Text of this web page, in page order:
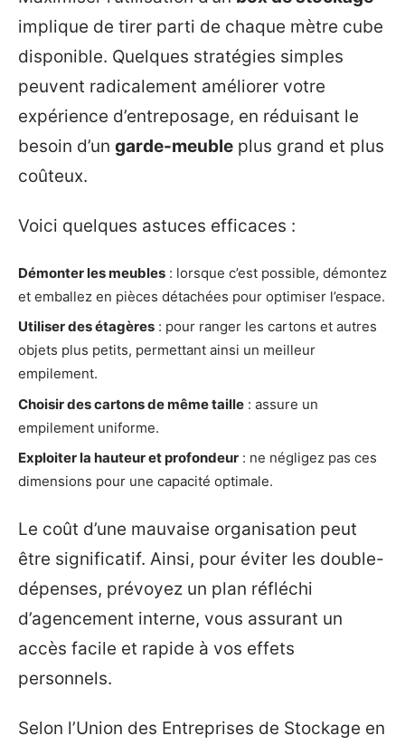
implique de tirer parti de chaque mètre cube
disponible. Quelques stratégies simples
peuvent radicalement améliorer votre
expérience d’entreposage, en réduisant le
besoin d’un garde-meuble plus grand et plus
coûteux.
Voici quelques astuces efficaces :
Démonter les meubles : lorsque c’est possible, démontez
et emballez en pièces détachées pour optimiser l’espace.
Utiliser des étagères : pour ranger les cartons et autres
objets plus petits, permettant ainsi un meilleur
empilement.
Choisir des cartons de même taille : assure un
empilement uniforme.
Exploiter la hauteur et profondeur : ne négligez pas ces
dimensions pour une capacité optimale.
Le coût d’une mauvaise organisation peut
être significatif. Ainsi, pour éviter les double-
dépenses, prévoyez un plan réfléchi
d’agencement interne, vous assurant un
accès facile et rapide à vos effets
personnels.
Selon l’Union des Entreprises de Stockage en